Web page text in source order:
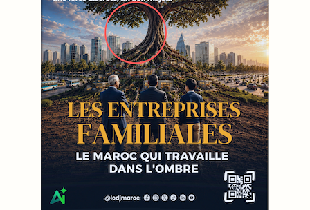
Inscription à la newsletter